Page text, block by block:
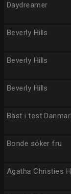
Daydreamer
Beverly Hills
Beverly Hills
Beverly Hills
Bäst i test
Bonde söker fru
Agatha Christies